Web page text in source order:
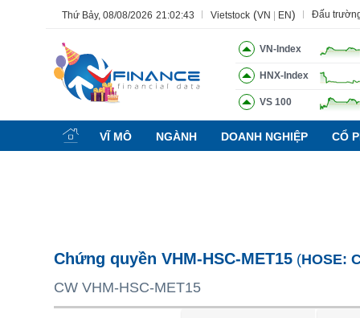
Thứ Bảy, 08/08/2026 21:02:44 Vietstock (VN EN) Đấu
VN-Index
HNX-Index
VS 100
VĨ MÔ NGÀNH DOANH NGHIỆP CỔ
Chứng quyền VHM-HSC-MET15 (HOSE:
CW VHM-HSC-MET15
Tính năng Ngành Mã chứng khoán Lãnh
BẤT ĐỘNG SẢN
TÀI CHÍNH